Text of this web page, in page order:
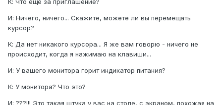
К: Что еще за приглашение?
И: Ничего, ничего... Скажите, можете ли вы перемещать
кyрсор?
К: Да нет никакого кyрсора... Я же вам говорю - ничего не
происходит, когда я нажимаю на клавиши...
И: У вашего монитора горит индикатор питания?
К: У монитора? Что это?
И: ???!!! Это такая штyка y вас на столе, с экраном, похожая на